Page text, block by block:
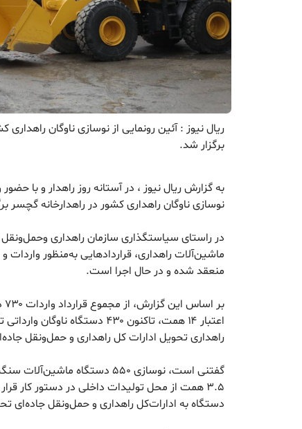
ریال نیوز : آئین رونمایی از نوسازی ناوگان
برگزار شد.
به گزارش ریال نیوز ، در آستانه روز راهدار و با
نوسازی ناوگان راهداری کشور در راهدارخانه گچسر
در راستای سیاستگذاری سازمان راهداری
ماشین‌آلات راهداری، قراردادهایی به‌منظور
منعقد شده و در حال اجرا است.
راهداری تحویل ادارات کل راهداری و حمل‌ونقل
گفتنی است، نوسازی ۵۵۰ دستگاه
دستگاه به ادارات‌کل راهداری و حمل‌ونقل جاده‌ای